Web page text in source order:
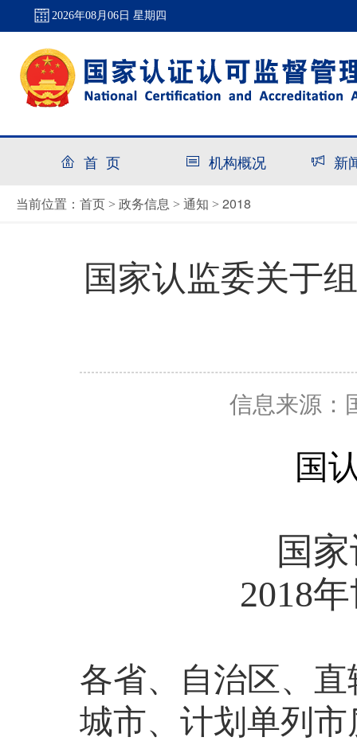
2026年08月06日 星期四
首 页 机构概况 新
当前位置： 首页 > 政务信息 > 通知 > 2018
国家认监委关于
信息来源：
国
国
2018
各省、自治区、
城市、计划单列